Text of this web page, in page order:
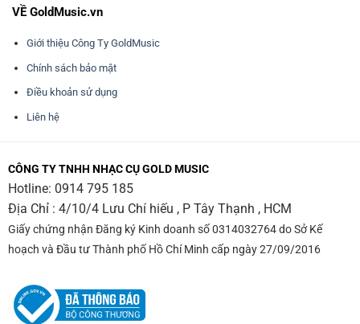
VỀ GoldMusic.vn
Giới thiệu Công Ty GoldMusic
Chính sách bảo mật
Điều khoản sử dụng
Liên hệ
CÔNG TY TNHH NHẠC CỤ GOLD MUSIC
Hotline: 0914 795 185
Địa Chỉ : 4/10/4 Lưu Chí hiếu , P Tây Thạnh , HCM
Giấy chứng nhận Đăng ký Kinh doanh số 0314032764 do Sở Kế
hoạch và Đầu tư Thành phố Hồ Chí Minh cấp ngày 27/09/2016